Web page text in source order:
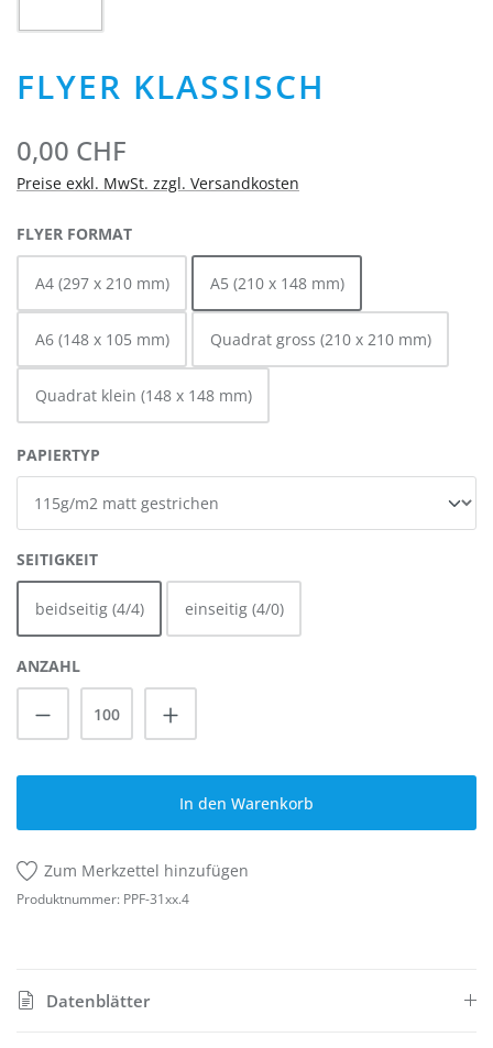
FLYER KLASSISCH
0,00 CHF
Preise exkl. MwSt. zzgl. Versandkosten
FLYER FORMATAUSWÄHLEN
A4 (297 x 210 mm) A5 (210 x 148 mm)
A6 (148 x 105 mm) Quadrat gross (210 x 210 mm)
Quadrat klein (148 x 148 mm)
PAPIERTYP
SEITIGKEITAUSWÄHLEN
beidseitig (4/4) einseitig (4/0)
ANZAHL
Produkt Anzahl: Gib den gewünschten
In den Warenkorb
Zum Merkzettel hinzufügen
Produktnummer: PPF-31xx.4
Datenblätter